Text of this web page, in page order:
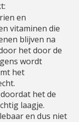
en
vitaminen die
blijven na
het door de
wordt
het
het de
laagje.
en dus niet